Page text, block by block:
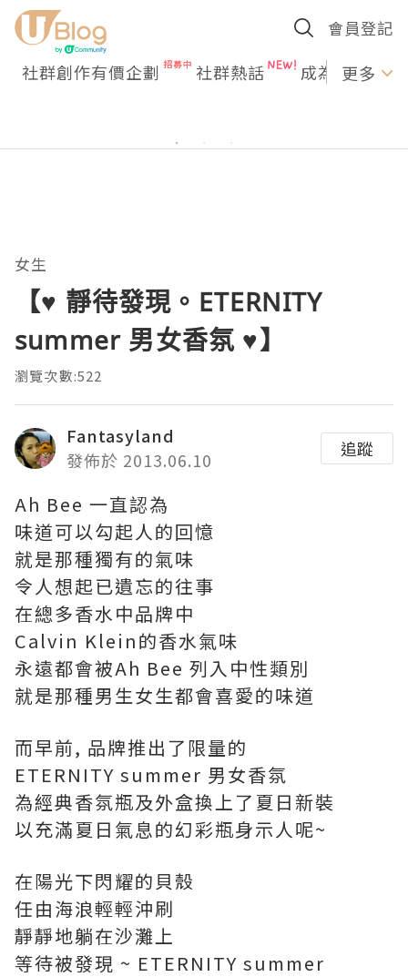
會員登記
社群創作有價企劃 社群熱話 成為U更多
女生
【♥ 靜待發現。ETERNITY
summer 男女香氛 ♥】
瀏覽次數:522
Fantasyland
發佈於 2013.06.10
追蹤
Ah Bee 一直認為
味道可以勾起人的回憶
就是那種獨有的氣味
令人想起已遺忘的往事
在總多香水中品牌中
Calvin Klein的香水氣味
永遠都會被Ah Bee 列入中性類別
就是那種男生女生都會喜愛的味道
而早前, 品牌推出了限量的
ETERNITY summer 男女香氛
為經典香氛瓶及外盒換上了夏日新裝
以充滿夏日氣息的幻彩瓶身示人呢~
在陽光下閃耀的貝殼
任由海浪輕輕沖刷
靜靜地躺在沙灘上
等待被發現 ~ ETERNITY summer